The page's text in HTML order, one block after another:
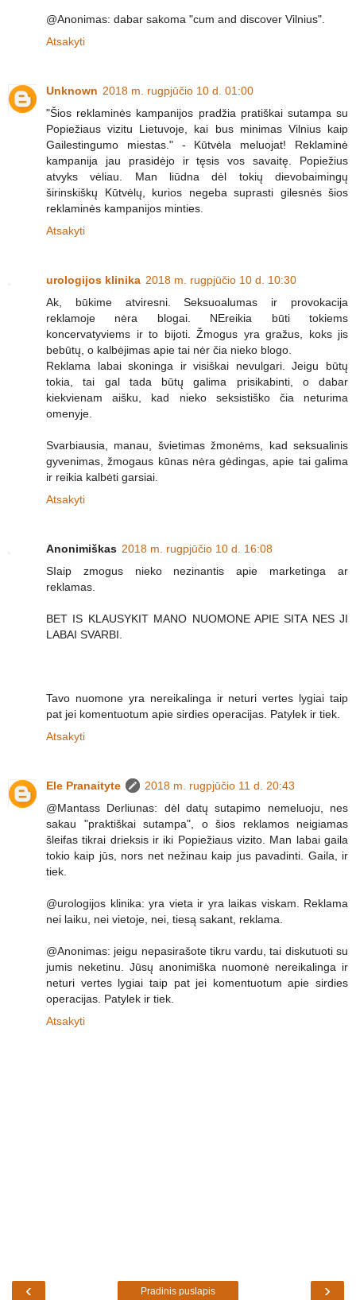
@Anonimas: dabar sakoma "cum and discover Vilnius".
Atsakyti
Unknown 2018 m. rugpjūčio 10 d. 01:00
"Šios reklaminės kampanijos pradžia pratiškai sutampa su
Popiežiaus vizitu Lietuvoje, kai bus minimas Vilnius kaip
Gailestingumo miestas." - Kūtvėla meluojat! Reklaminė
kampanija jau prasidėjo ir tęsis vos savaitę. Popiežius
atvyks vėliau. Man liūdna dėl tokių dievobaimingų
širinskiškų Kūtvėlų, kurios negeba suprasti gilesnės šios
reklaminės kampanijos minties.
Atsakyti
urologijos klinika 2018 m. rugpjūčio 10 d. 10:30
Ak, būkime atviresni. Seksuoalumas ir provokacija
reklamoje nėra blogai. NEreikia būti tokiems
koncervatyviems ir to bijoti. Žmogus yra gražus, koks jis
bebūtų, o kalbėjimas apie tai nėr čia nieko blogo.
Reklama labai skoninga ir visiškai nevulgari. Jeigu būtų
tokia, tai gal tada būtų galima prisikabinti, o dabar
kiekvienam aišku, kad nieko seksistiško čia neturima
omenyje.
Svarbiausia, manau, švietimas žmonėms, kad seksualinis
gyvenimas, žmogaus kūnas nėra gėdingas, apie tai galima
ir reikia kalbėti garsiai.
Atsakyti
Anonimiškas 2018 m. rugpjūčio 10 d. 16:08
SIaip zmogus nieko nezinantis apie marketinga ar
reklamas.
BET IS KLAUSYKIT MANO NUOMONE APIE SITA NES JI
LABAI SVARBI.
Tavo nuomone yra nereikalinga ir neturi vertes lygiai taip
pat jei komentuotum apie sirdies operacijas. Patylek ir tiek.
Atsakyti
Ele Pranaityte
2018 m. rugpjūčio 11 d. 20:43
@Mantass Derliunas: dėl datų sutapimo nemeluoju, nes
sakau "praktiškai sutampa", o šios reklamos neigiamas
šleifas tikrai drieksis ir iki Popiežiaus vizito. Man labai gaila
tokio kaip jūs, nors net nežinau kaip jus pavadinti. Gaila, ir
tiek.
@urologijos klinika: yra vieta ir yra laikas viskam. Reklama
nei laiku, nei vietoje, nei, tiesą sakant, reklama.
@Anonimas: jeigu nepasirašote tikru vardu, tai diskutuoti su
jumis neketinu. Jūsų anonimiška nuomonė nereikalinga ir
neturi vertes lygiai taip pat jei komentuotum apie sirdies
operacijas. Patylek ir tiek.
Atsakyti
‹ ›
Pradinis puslapis